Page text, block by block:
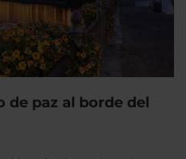
de paz al borde del